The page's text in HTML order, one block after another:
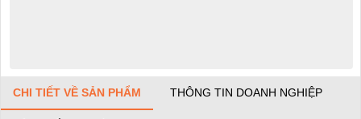
CHI TIẾT VỀ SẢN PHẨM THÔNG TIN DOANH NGHIỆP